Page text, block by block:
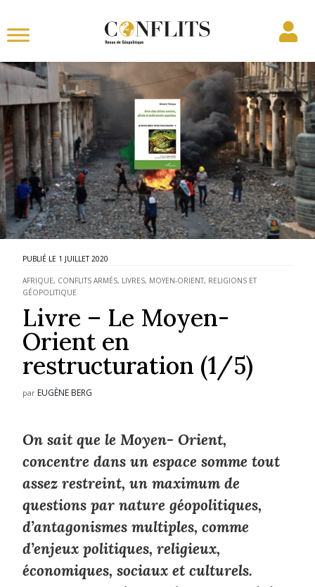
1 JUILLET 2020
AFRIQUE, CONFLITS ARMÉS, LIVRES, MOYEN-ORIENT, RELIGIONS ET
GÉOPOLITIQUE
Livre – Le Moyen-
Orient en
restructuration (1/5)
par EUGÈNE BERG
On sait que le Moyen- Orient,
concentre dans un espace somme tout
assez restreint, un maximum de
questions par nature géopolitiques,
d’antagonismes multiples, comme
d’enjeux politiques, religieux,
économiques, sociaux et culturels.